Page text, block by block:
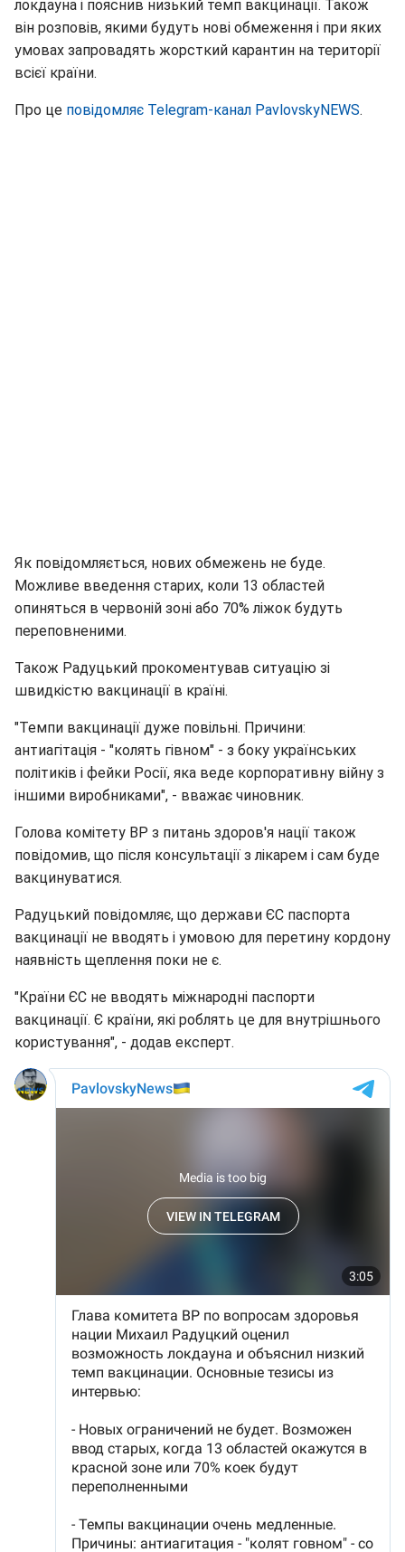
локдауна і пояснив низький темп вакцинації. Також
він розповів, якими будуть нові обмеження і при яких
умовах запровадять жорсткий карантин на території
всієї країни.
Про це повідомляє Telegram-канал PavlovskyNEWS.
Як повідомляється, нових обмежень не буде.
Можливе введення старих, коли 13 областей
опиняться в червоній зоні або 70% ліжок будуть
переповненими.
Також Радуцький прокоментував ситуацію зі
швидкістю вакцинації в країні.
"Темпи вакцинації дуже повільні. Причини:
антиагітація - "колять гівном" - з боку українських
політиків і фейки Росії, яка веде корпоративну війну з
іншими виробниками", - вважає чиновник.
Голова комітету ВР з питань здоров'я нації також
повідомив, що після консультації з лікарем і сам буде
вакцинуватися.
Радуцький повідомляє, що держави ЄС паспорта
вакцинації не вводять і умовою для перетину кордону
наявність щеплення поки не є.
"Країни ЄС не вводять міжнародні паспорти
вакцинації. Є країни, які роблять це для внутрішнього
користування", - додав експерт.